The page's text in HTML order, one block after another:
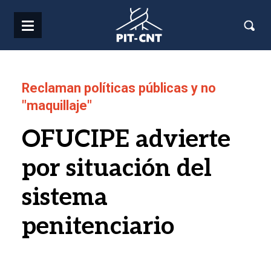
Reclaman políticas públicas y no
"maquillaje"
OFUCIPE advierte
por situación del
sistema
penitenciario